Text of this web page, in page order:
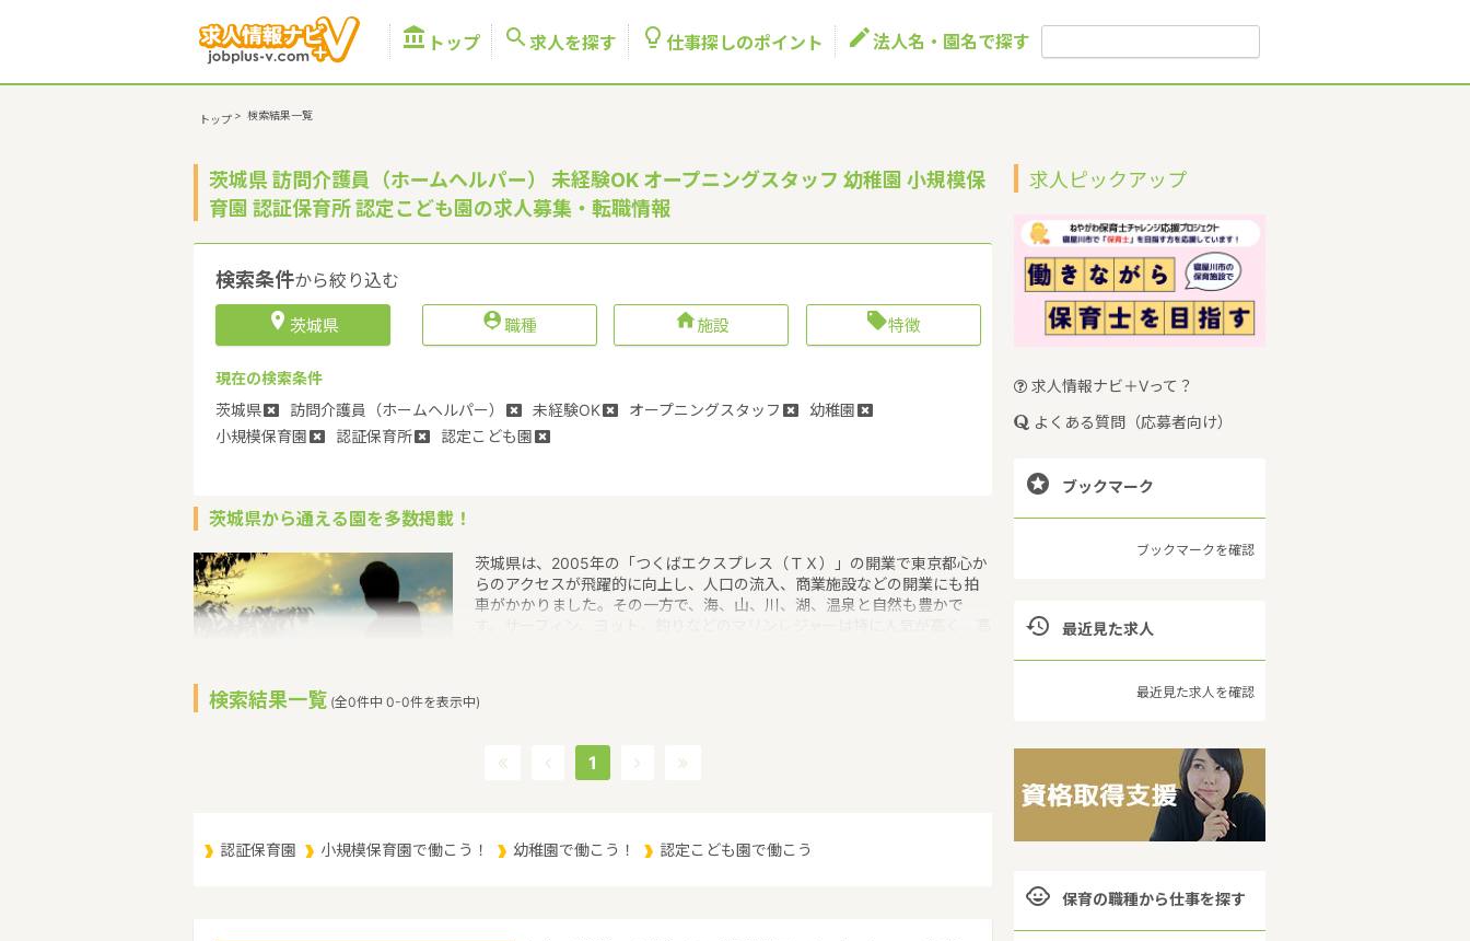
 トップ  求人を探す  仕事探しのポイント 法人名・園名で探す
トップ > 検索結果一覧
茨城県 訪問介護員（ホームヘルパー） 未経験OK オープニングスタッフ 幼稚園 小規模保
育園 認証保育所 認定こども園の求人募集・転職情報
検索条件から絞り込む
 茨城県 職種 施設 特徴
現在の検索条件
茨城県
訪問介護員（ホームヘルパー） 未経験OK オープニングスタッフ
幼稚園
小規模保育園
認証保育所 認定こども園
茨城県から通える園を多数掲載！
茨城県は、2005年の「つくばエクスプレス（ＴＸ）」の開業で東京都心か
らのアクセスが飛躍的に向上し、人口の流入、商業施設などの開業にも拍
車がかかりました。その一方で、海、山、川、湖、温泉と自然も豊かで
補助者雇上費貸付事業というような保育に関する取り組みを行っていま
育所や保育施設が849施設あり、保育士求人倍率が2.19となっています。
（2017年10月現在）茨城県の市町村は44。茨城県家賃相場：6.0万円
検索結果一覧 (全0件中 0-0件を表示中)
1
認証保育園 小規模保育園で働こう！ 幼稚園で働こう！ 認定こども園で働こう
求人ピックアップ
求人情報ナビ＋Vって？
よくある質問（応募者向け）
 ブックマーク
ブックマークを確認
 最近見た求人
最近見た求人を確認
 保育の職種から仕事を探す